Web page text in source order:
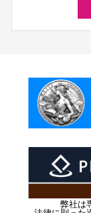
弊社は